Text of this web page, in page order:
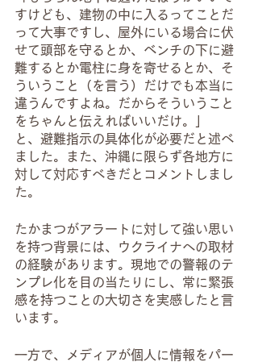
すけども、建物の中に入るってことだ
って大事ですし、屋外にいる場合に伏
せて頭部を守るとか、ベンチの下に避
難するとか電柱に身を寄せるとか、そ
ういうこと（を言う）だけでも本当に
違うんですよね。だからそういうこと
をちゃんと伝えればいいだけ。」
と、避難指示の具体化が必要だと述べ
ました。また、沖縄に限らず各地方に
対して対応すべきだとコメントしまし
た。
たかまつがアラートに対して強い思い
を持つ背景には、ウクライナへの取材
の経験があります。現地での警報のテ
ンプレ化を目の当たりにし、常に緊張
感を持つことの大切さを実感したと言
います。
一方で、メディアが個人に情報をパー